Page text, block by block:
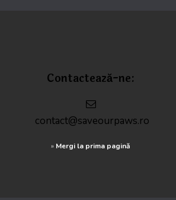
Contactează-ne:
contact@saveourpaws.ro
» Mergi la prima pagină